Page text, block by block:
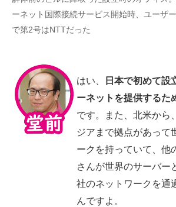
ーネット国際接続サービス開始時、ユーザ
で第2号はNTTだった
はい、
日本で初めて設
ーネットを提供するた
です。また、北米から
ジアまで拠点があって
ークを持っていて、他
さんが世界のサーバー
社のネットワークを通
んですよ。